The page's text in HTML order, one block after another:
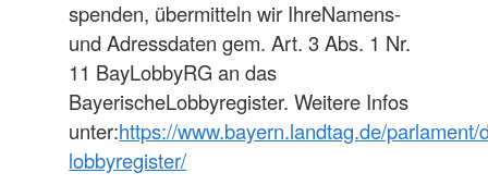
spenden, übermitteln wir IhreNamens-
und Adressdaten gem. Art. 3 Abs. 1 Nr.
11 BayLobbyRG an das
BayerischeLobbyregister. Weitere Infos
unter:https://www.bayern.landtag.de/
lobbyregister/